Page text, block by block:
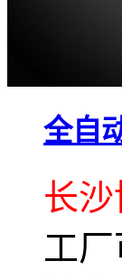
全自
长
工